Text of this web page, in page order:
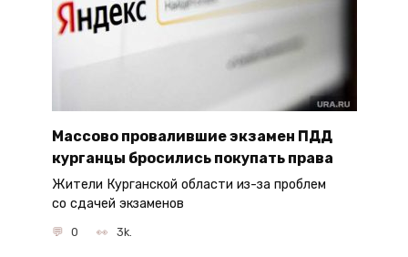
Массово провалившие экзамен ПДД
курганцы бросились покупать права
Жители Курганской области из-за проблем
со сдачей экзаменов
0 3k.